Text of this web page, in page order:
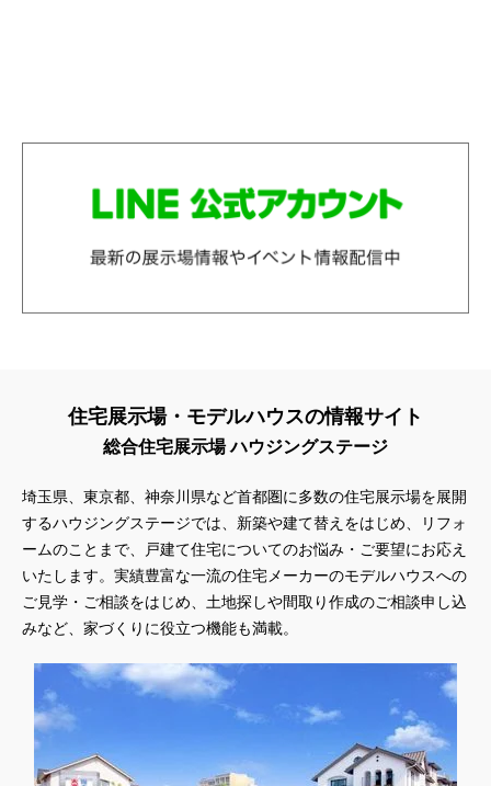
住宅展示場・モデルハウスの情報サイト
総合住宅展示場 ハウジングステージ
埼玉県、東京都、神奈川県など首都圏に多数の住宅展示場を展開
するハウジングステージでは、新築や建て替えをはじめ、リフォ
ームのことまで、戸建て住宅についてのお悩み・ご要望にお応え
いたします。実績豊富な一流の住宅メーカーのモデルハウスへの
ご見学・ご相談をはじめ、土地探しや間取り作成のご相談申し込
みなど、家づくりに役立つ機能も満載。